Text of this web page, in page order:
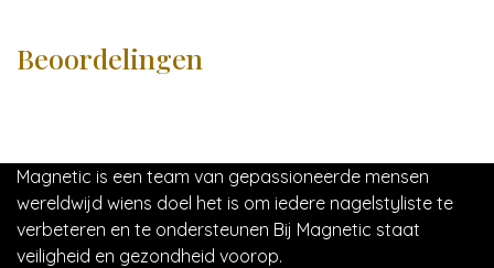
Beoordelingen
Magnetic is een team van gepassioneerde mensen
wereldwijd wiens doel het is om iedere nagelstyliste te
verbeteren en te ondersteunen Bij Magnetic staat
veiligheid en gezondheid voorop.